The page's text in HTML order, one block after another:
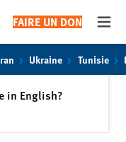
FAIRE UN DON
Ukraine Tunisie
in English?